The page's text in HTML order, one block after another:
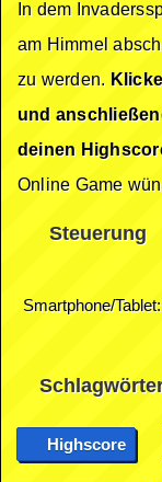
In dem
am Himmel
zu werden.
und
deinen
Online Game
Steuerung
Smartphone/Tablet:
Highscore